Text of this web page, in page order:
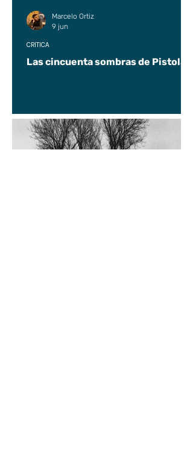
Las cincuenta sombras de Pistolas
CRÍTICA
Marcelo Ortiz
9 jun